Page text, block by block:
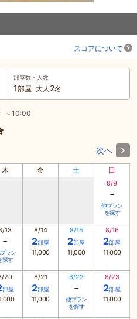
スコアについて
部屋数・人数
1部屋 大人 2名
～10:00
次へ
木 金 土 日
8/9
-
他プラン
を探す
13
-
ラン
探す
8/14
2部屋
11,000
8/15
2部屋
11,000
8/16
2部屋
11,000
20
部屋
8/21
2部屋
11,000
8/22
-
他プラン
を探す
8/23
2部屋
11,000